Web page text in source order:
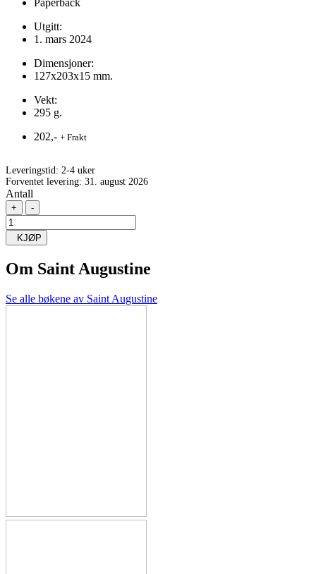
Utgitt:
1. mars 2024
Dimensjoner:
127x203x15 mm.
Vekt:
295 g.
202,- + Frakt
Leveringstid: 2-4 uker
Forventet levering: 31. august 2026
Antall
+ -
KJØP
Om Saint Augustine
Se alle bøkene av Saint Augustine